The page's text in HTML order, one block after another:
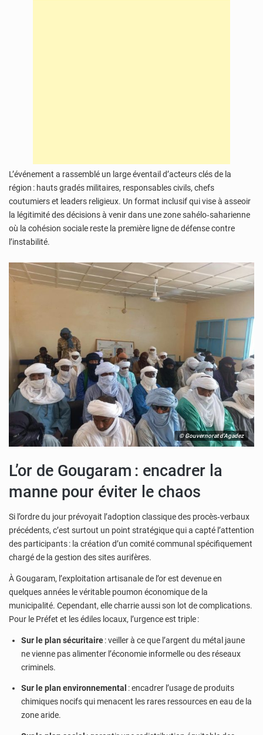
L’événement a rassemblé un large éventail d’acteurs clés de la
région : hauts gradés militaires, responsables civils, chefs
coutumiers et leaders religieux. Un format inclusif qui vise à asseoir
la légitimité des décisions à venir dans une zone sahélo‑saharienne
où la cohésion sociale reste la première ligne de défense contre
l’instabilité.
© Gouvernorat d'Agadez
L’or de Gougaram : encadrer la
manne pour éviter le chaos
Si l’ordre du jour prévoyait l’adoption classique des procès‑verbaux
précédents, c’est surtout un point stratégique qui a capté l’attention
des participants : la création d’un comité communal spécifiquement
chargé de la gestion des sites aurifères.
À Gougaram, l’exploitation artisanale de l’or est devenue en
quelques années le véritable poumon économique de la
municipalité. Cependant, elle charrie aussi son lot de complications.
Pour le Préfet et les édiles locaux, l’urgence est triple :
Sur le plan sécuritaire: veiller à ce que l’argent du métal jaune
ne vienne pas alimenter l’économie informelle ou des réseaux
criminels.
Sur le plan environnemental : encadrer l’usage de produits
chimiques nocifs qui menacent les rares ressources en eau de la
zone aride.